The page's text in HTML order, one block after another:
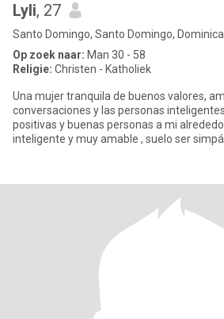
Lyli, 27
Santo Domingo, Santo Domingo,
Op zoek naar: Man 30 - 58
Religie: Christen - Katholiek
Una mujer tranquila de buenos valores,
conversaciones y las personas
positivas y buenas personas a mi
inteligente y muy